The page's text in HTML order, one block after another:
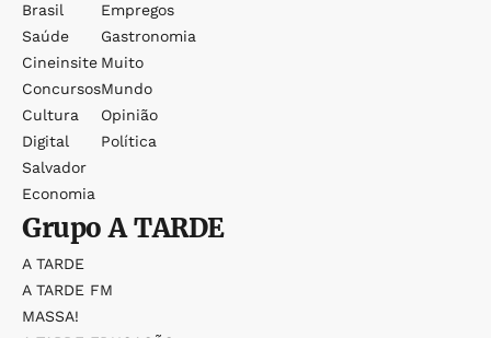
Brasil
Saúde
Cineinsite
Concursos
Cultura
Digital
Salvador
Economia
Empregos
Gastronomia
Muito
Mundo
Opinião
Política
GrupoA TARDE
A TARDE
A TARDE FM
MASSA!